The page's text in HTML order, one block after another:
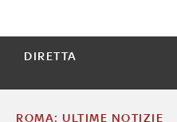
DIRETTA
ROMA: ULTIME NOTIZIE